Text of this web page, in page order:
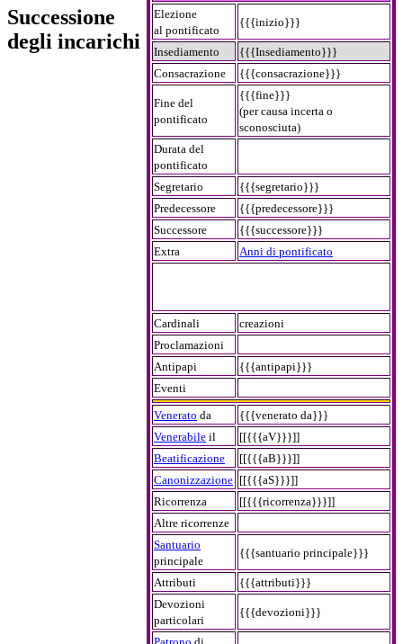
Elezione
al pontificato
{{{inizio}}}
Insediamento
{{{Insediamento}}}
Consacrazione
{{{consacrazione}}}
Fine del
pontificato
{{{fine}}}
(per causa incerta o
sconosciuta)
Durata del
pontificato
Segretario
{{{segretario}}}
Predecessore
{{{predecessore}}}
Successore
{{{successore}}}
Extra
Anni di pontificato
Cardinali
creazioni
Proclamazioni
Antipapi
{{{antipapi}}}
Eventi
Venerato da
{{{venerato da}}}
Venerabile il
[[{{{aV}}}]]
Beatificazione
[[{{{aB}}}]]
Canonizzazione [[{{{aS}}}]]
Ricorrenza
[[{{{ricorrenza}}}]]
Altre ricorrenze
Santuario
principale
{{{santuario principale}}}
Attributi
{{{attributi}}}
Devozioni
particolari
{{{devozioni}}}
Successione
degli incarichi